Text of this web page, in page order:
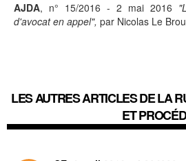
AJDA, n° 15/2016 - 2 mai 2016
d'avocat en appel", par Nicolas Le
LES AUTRES ARTICLES DE LA
ET